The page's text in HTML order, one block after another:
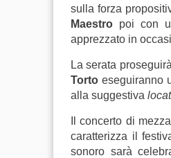
sulla forza
Maestro poi con
apprezzato in
La serata
Torto eseguiranno
alla suggestiva
Il concerto di
caratterizza il
sonoro sarà